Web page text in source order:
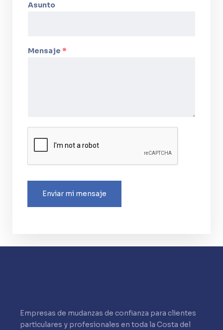
Asunto
Mensaje *
Enviar mi mensaje
Empresas de mudanzas de confianza para clientes
particulares y profesionales en toda la Costa del